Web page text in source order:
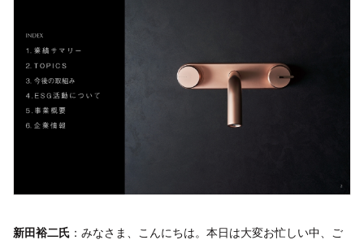
新田裕二氏 ：みなさま、こんにちは。本日は大変お忙しい中、ご